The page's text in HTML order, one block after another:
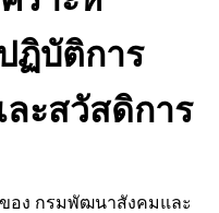
ฏิบัติการ
ะสวัสดิการ
อง กรมพัฒนาสังคมและ